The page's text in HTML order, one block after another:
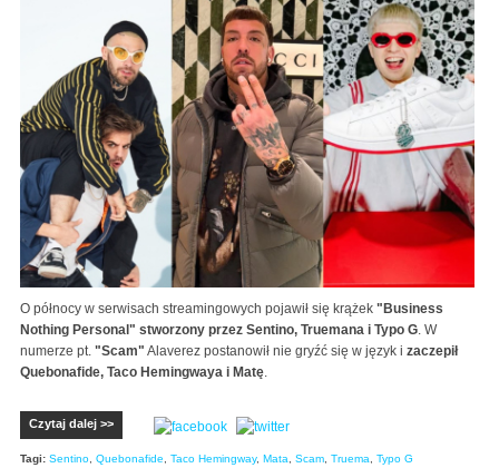
O północy w serwisach streamingowych pojawił się krążek "Business
Nothing Personal" stworzony przez Sentino, Truemana i Typo G . W
numerze pt. "Scam" Alaverez postanowił nie gryźć się w język i zaczepił
Quebonafide, Taco Hemingwaya i Matę
Czytaj dalej >>
Tagi: Sentino Quebonafide Taco Hemingway, Mata Scam Truema Typo G